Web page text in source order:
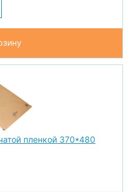
пленкой 370*480